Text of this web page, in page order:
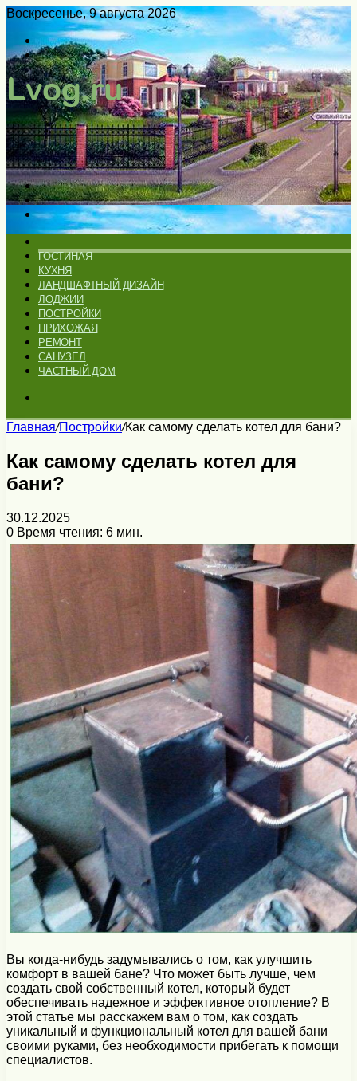
Воскресенье, 9 августа 2026
Войти
Switch
skin
Меню
Искать
Switch
skin
ГОСТИНАЯ
КУХНЯ
ЛАНДШАФТНЫЙ ДИЗАЙН
ЛОДЖИИ
ПОСТРОЙКИ
ПРИХОЖАЯ
РЕМОНТ
САНУЗЕЛ
ЧАСТНЫЙ ДОМ
Главная/Постройки/Как самому сделать котел для бани?
Как самому сделать котел для
бани?
30.12.2025
0 Время чтения: 6 мин.
Вы когда-нибудь задумывались о том, как улучшить
комфорт в вашей бане? Что может быть лучше, чем
создать свой собственный котел, который будет
обеспечивать надежное и эффективное отопление? В
этой статье мы расскажем вам о том, как создать
уникальный и функциональный котел для вашей бани
своими руками, без необходимости прибегать к помощи
специалистов.